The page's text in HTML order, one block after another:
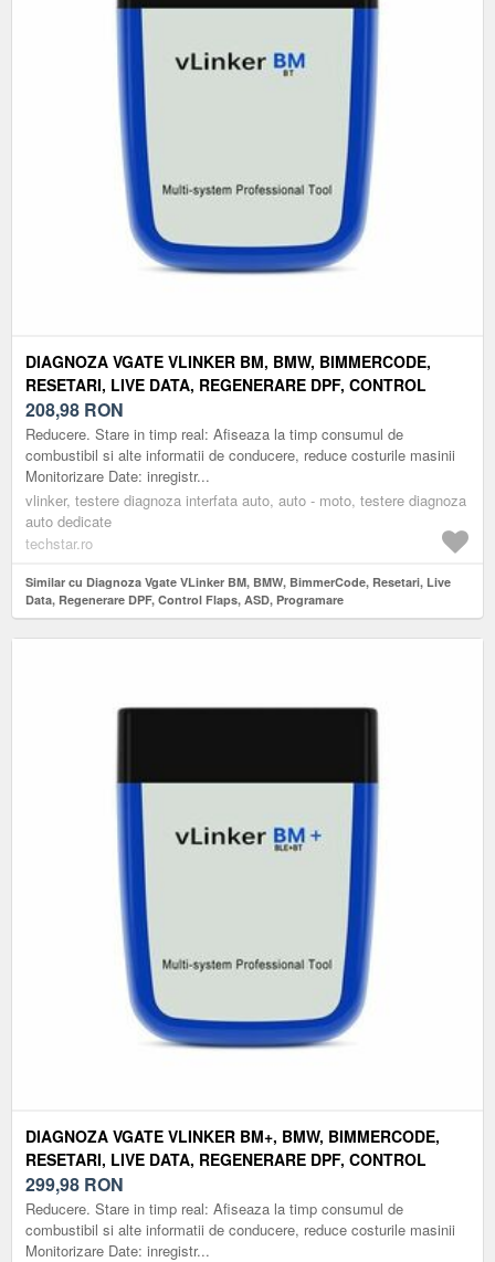
DIAGNOZA VGATE VLINKER BM, BMW, BIMMERCODE,
RESETARI, LIVE DATA, REGENERARE DPF, CONTROL
FLAPS, ASD, PROGRAMARE
208,98 RON
Reducere. Stare in timp real: Afiseaza la timp consumul de
combustibil si alte informatii de conducere, reduce costurile masinii
Monitorizare Date: inregistr...
vlinker, testere diagnoza interfata auto, auto - moto, testere diagnoza
auto dedicate
techstar.ro
Similar cu Diagnoza Vgate VLinker BM, BMW, BimmerCode, Resetari, Live
Data, Regenerare DPF, Control Flaps, ASD, Programare
DIAGNOZA VGATE VLINKER BM+, BMW, BIMMERCODE,
RESETARI, LIVE DATA, REGENERARE DPF, CONTROL
FLAPS, ASD, PROGRAMARE
299,98 RON
Reducere. Stare in timp real: Afiseaza la timp consumul de
combustibil si alte informatii de conducere, reduce costurile masinii
Monitorizare Date: inregistr...